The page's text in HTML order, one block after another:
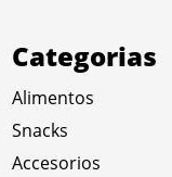
Categorias
Alimentos
Snacks
Accesorios